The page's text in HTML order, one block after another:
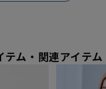
テム・関連アイテム